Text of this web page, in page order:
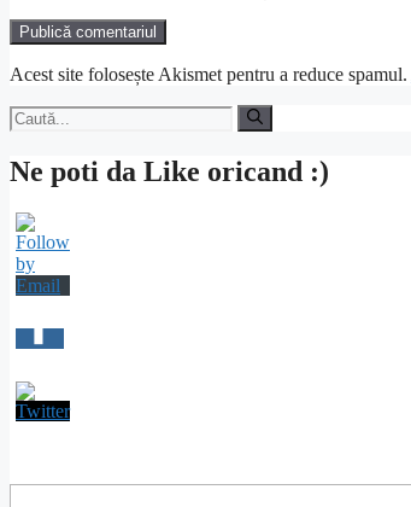
Acest site folosește Akismet pentru a reduce spamul.
Caută
după:
Ne poti da Like oricand :)